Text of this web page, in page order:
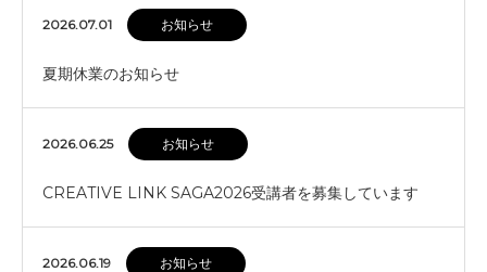
2026.07.01 お知らせ
夏期休業のお知らせ
2026.06.25 お知らせ
CREATIVE LINK SAGA2026受講者を募集しています
2026.06.19 お知らせ